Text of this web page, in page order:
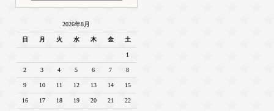
2026年8月
日 月 火 水 木 金 土
1
2 3 4 5 6 7 8
9 10 11 12 13 14 15
16 17 18 19 20 21 22